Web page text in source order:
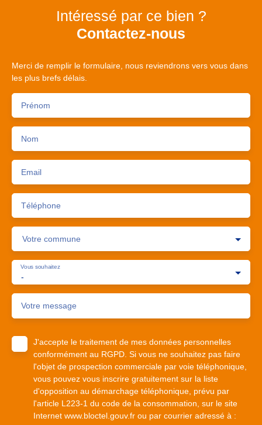
Intéressé par ce bien ?
Contactez-nous
Merci de remplir le formulaire, nous reviendrons vers vous dans
les plus brefs délais.
Prénom
Nom
Email
Téléphone
Votre commune
-
Vous souhaitez
Votre message
J'accepte le traitement de mes données personnelles
conformément au RGPD. Si vous ne souhaitez pas faire
l'objet de prospection commerciale par voie téléphonique,
vous pouvez vous inscrire gratuitement sur la liste
d'opposition au démarchage téléphonique, prévu par
l'article L223-1 du code de la consommation, sur le site
Internet www.bloctel.gouv.fr ou par courrier adressé à :